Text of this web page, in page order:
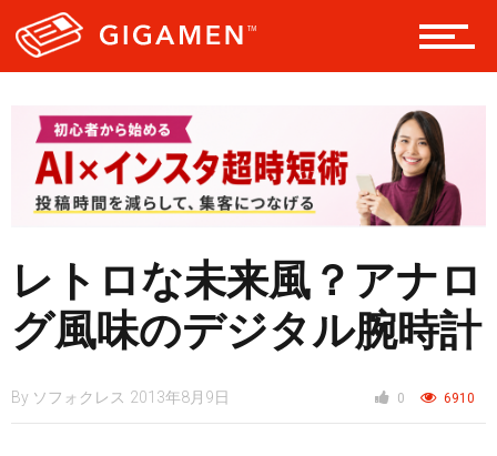
テック
レジャー
スタイル
レトロな未来風？アナロ
グ風味のデジタル腕時計
By ソフォクレス 2013年8月9日 0 6910